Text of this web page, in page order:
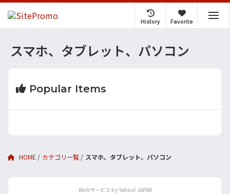
History Favorite
スマホ、タブレット、パソコン
Popular Items
HOME カテゴリ一覧 スマホ、タブレット、パソコン
Webサービス by Yahoo! JAPAN